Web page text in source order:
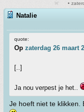
•
Natalie
quote:
Op zaterdag 26 maart
[..]
Ja nou verpest je het..
Je hoeft niet te klikken.